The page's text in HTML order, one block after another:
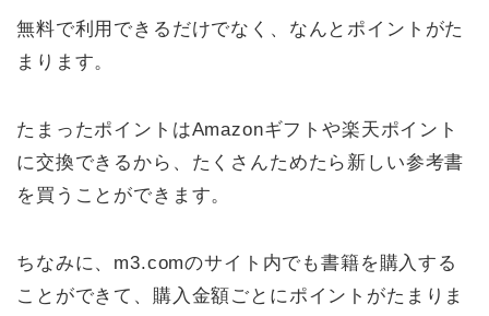
無料で利用できるだけでなく、なんとポイントがた
まります。
たまったポイントはAmazonギフトや楽天ポイント
に交換できるから、たくさんためたら新しい参考書
を買うことができます。
ちなみに、m3.comのサイト内でも書籍を購入する
ことができて、購入金額ごとにポイントがたまりま